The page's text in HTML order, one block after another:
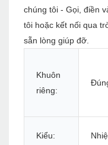
chúng tôi - Gọi, điền
tôi hoặc kết nối qua
sẵn lòng giúp đỡ.
Khuôn
riêng:
Kiểu: